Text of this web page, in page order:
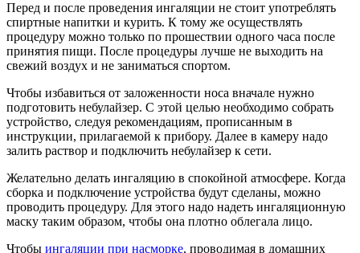
Перед и после проведения ингаляции не стоит употреблять
спиртные напитки и курить. К тому же осуществлять
процедуру можно только по прошествии одного часа после
принятия пищи. После процедуры лучше не выходить на
свежий воздух и не заниматься спортом.
Чтобы избавиться от заложенности носа вначале нужно
подготовить небулайзер. С этой целью необходимо собрать
устройство, следуя рекомендациям, прописанным в
инструкции, прилагаемой к прибору. Далее в камеру надо
залить раствор и подключить небулайзер к сети.
Желательно делать ингаляцию в спокойной атмосфере. Когда
сборка и подключение устройства будут сделаны, можно
проводить процедуру. Для этого надо надеть ингаляционную
маску таким образом, чтобы она плотно облегала лицо.
Чтобы ингаляции при насморке, проводимая в домашних